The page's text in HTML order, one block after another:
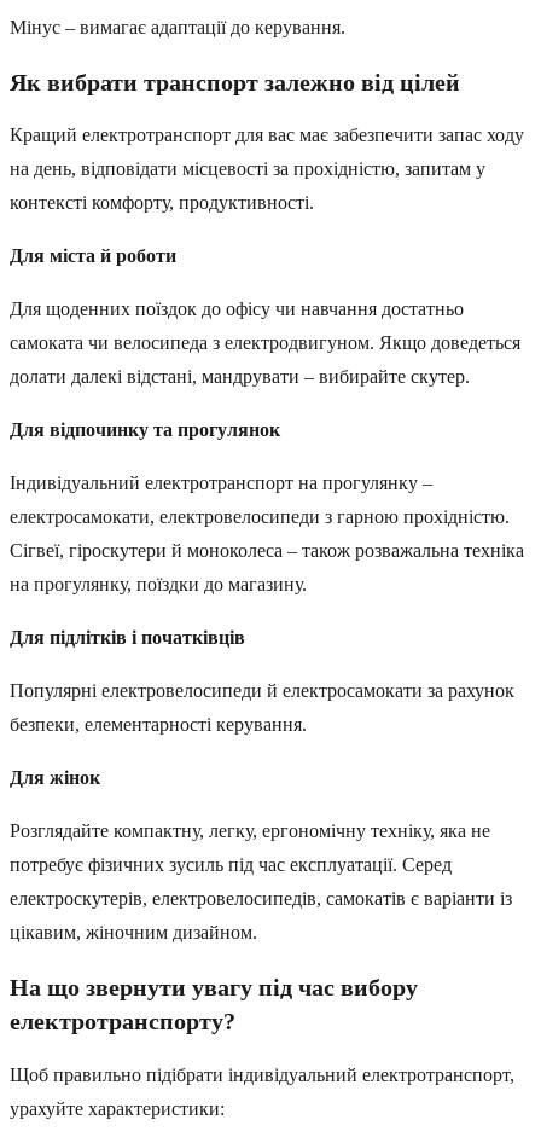
Мінус – вимагає адаптації до керування.
Як вибрати транспорт залежно від цілей
Кращий електротранспорт для вас має забезпечити запас ходу
на день, відповідати місцевості за прохідністю, запитам у
контексті комфорту, продуктивності.
Для міста й роботи
Для щоденних поїздок до офісу чи навчання достатньо
самоката чи велосипеда з електродвигуном. Якщо доведеться
долати далекі відстані, мандрувати – вибирайте скутер.
Для відпочинку та прогулянок
Індивідуальний електротранспорт на прогулянку –
електросамокати, електровелосипеди з гарною прохідністю.
Сігвеї, гіроскутери й моноколеса – також розважальна техніка
на прогулянку, поїздки до магазину.
Для підлітків і початківців
Популярні електровелосипеди й електросамокати за рахунок
безпеки, елементарності керування.
Для жінок
Розглядайте компактну, легку, ергономічну техніку, яка не
потребує фізичних зусиль під час експлуатації. Серед
електроскутерів, електровелосипедів, самокатів є варіанти із
цікавим, жіночним дизайном.
На що звернути увагу під час вибору
електротранспорту?
Щоб правильно підібрати індивідуальний електротранспорт,
урахуйте характеристики: